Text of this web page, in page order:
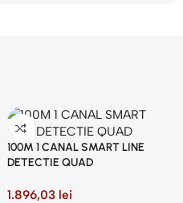
100M 1 CANAL SMART LINE
DETECTIE QUAD
1.896,03 lei